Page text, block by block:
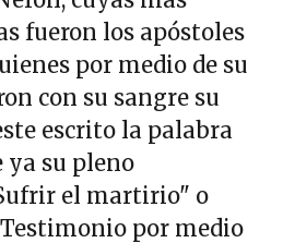
fueron los apóstoles
por medio de su
con su sangre su
escrito la palabra
su pleno
el martirio" o
por medio